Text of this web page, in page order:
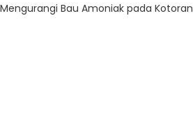
Mengurangi Bau Amoniak pada Kotoran